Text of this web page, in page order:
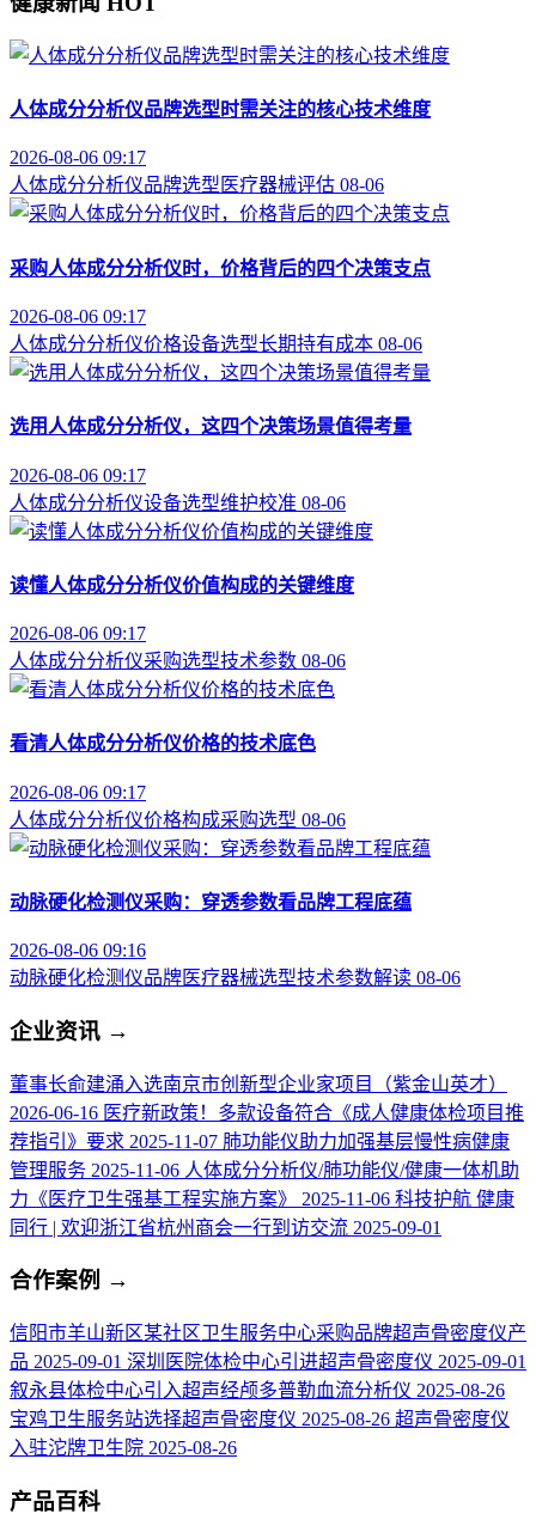
人体成分分析仪品牌选型时需关注的核心技术维度
2026-08-06 09:17
人体成分分析仪品牌选型 医疗器械评估 08-06
采购人体成分分析仪时，价格背后的四个决策支点
2026-08-06 09:17
人体成分分析仪价格设备选型长期持有成本 08-06
选用人体成分分析仪，这四个决策场景值得考量
2026-08-06 09:17
人体成分分析仪设备选型维护校准 08-06
读懂人体成分分析仪价值构成的关键维度
2026-08-06 09:17
人体成分分析仪采购选型技术参数 08-06
看清人体成分分析仪价格的技术底色
2026-08-06 09:17
人体成分分析仪价格构成采购选型 08-06
动脉硬化检测仪采购：穿透参数看品牌工程底蕴
2026-08-06 09:16
动脉硬化检测仪品牌医疗器械选型技术参数解读 08-06
企业资讯 →
董事长俞建涌入选南京市创新型企业家项目（紫金山英才）
2026-06-16 医疗新政策！多款设备符合《成人健康体检项目推
荐指引》要求 2025-11-07 肺功能仪助力加强基层慢性病健康
管理服务 2025-11-06 人体成分分析仪/肺功能仪/健康一体机助
力《医疗卫生强基工程实施方案》
2025-11-06 科技护航 健康
同行 | 欢迎浙江省杭州商会一行到访交流 2025-09-01
合作案例 →
信阳市羊山新区某社区卫生服务中心采购品牌超声骨密度仪产
品 2025-09-01 深圳医院体检中心引进超声骨密度仪 2025-09-01
叙永县体检中心引入超声经颅多普勒血流分析仪 2025-08-26
宝鸡卫生服务站选择超声骨密度仪 2025-08-26 超声骨密度仪
入驻沱牌卫生院 2025-08-26
产品百科